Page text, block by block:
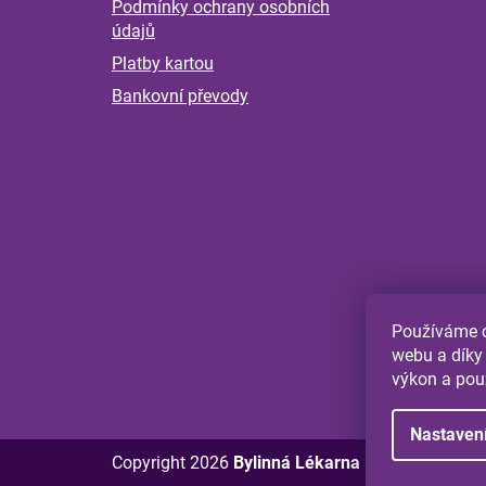
Používáme
webu a
výkon a
Podmínky ochrany osobních
údajů
Platby kartou
Bankovní převody
Copyright 2026 Bylinná Lékarna Plzeň.